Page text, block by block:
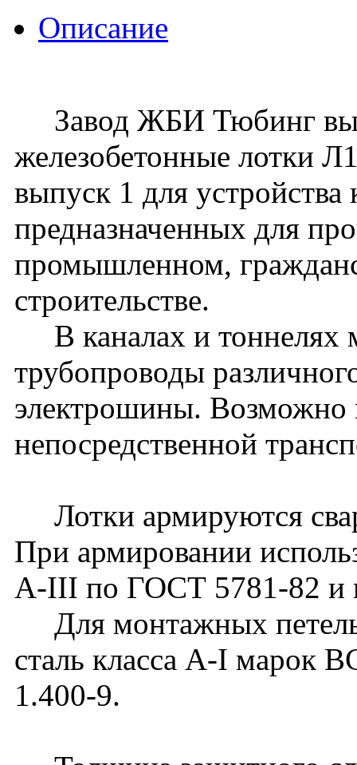
Описание
Завод ЖБИ Тюбинг
железобетонные лотки
выпуск 1 для устройства
предназначенных для
промышленном,
строительстве.
В каналах и тоннелях
трубопроводы
электрошины. Возможно
непосредственной
Лотки армируются
При армировании
А-III по ГОСТ 5781-82 и
Для монтажных петель
сталь класса А-I марок
1.400-9.